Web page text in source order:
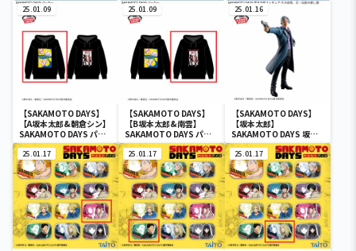
25.01.09
【SAKAMOTO DAYS】
【A坂本太郎&朝倉シン】
SAKAMOTO DAYS パー
カー
25.01.09
【SAKAMOTO DAYS】
【B坂本太郎&南雲】
SAKAMOTO DAYS パー
カー
25.01.16
【SAKAMOTO DAYS】
【坂本太郎】
SAKAMOTO DAYS 坂本
太郎フィギュア-その店
長、元・伝説の殺し屋-
25.01.17 25.01.17 25.01.17